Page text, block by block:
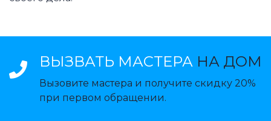
ВЫЗВАТЬ МАСТЕРА НА ДОМ
Вызовите мастера и получите скидку 20%
при первом обращении.